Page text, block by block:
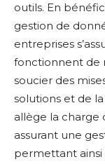
outils. En
gestion de
entreprises
fonctionnent de
soucier des
solutions et de
allège la charge
assurant une
permettant